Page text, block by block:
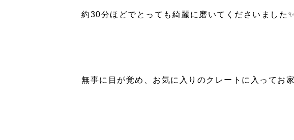
約30分ほどでとっても綺麗に磨いてくださいました✨
無事に目が覚め、お気に入りのクレートに入ってお